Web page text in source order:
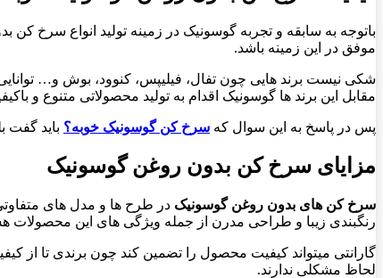
باتوجه به سابقه و تجربه گوسونیک در زمینه تولید انواع سرخ
موفق در این زمینه باشد.
شکی نیست برند هایی چون تفال، فیلیپس، کنوود، بوش و…
مقابل این برند ها گوسونیک اقدام به تولید محصولاتی متنوع
پس در پاسخ به این سوال که سرخ کن گوسونیک خوبه؟ باید گفت
مزایای سرخ کن بدون روغن گوسونیک
سرخ کن های بدون روغن گوسونیک در طرح ها و مدل های
رنگبندی زیبا و طراحی مدرن از جمله ویژگی های این محصولات
گارانتی میتواند کیفیت محصول را تضمین کند چون برندی تا از
لحاظ مشکلی ندارند.